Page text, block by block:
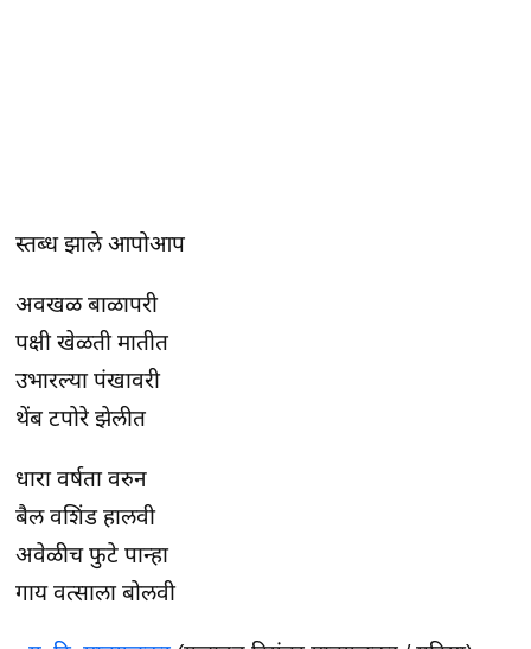
स्तब्ध झाले आपोआप
अवखळ बाळापरी
पक्षी खेळती मातीत
उभारल्या पंखावरी
थेंब टपोरे झेलीत
धारा वर्षता वरुन
बैल वशिंड हालवी
अवेळीच फुटे पान्हा
गाय वत्साला बोलवी